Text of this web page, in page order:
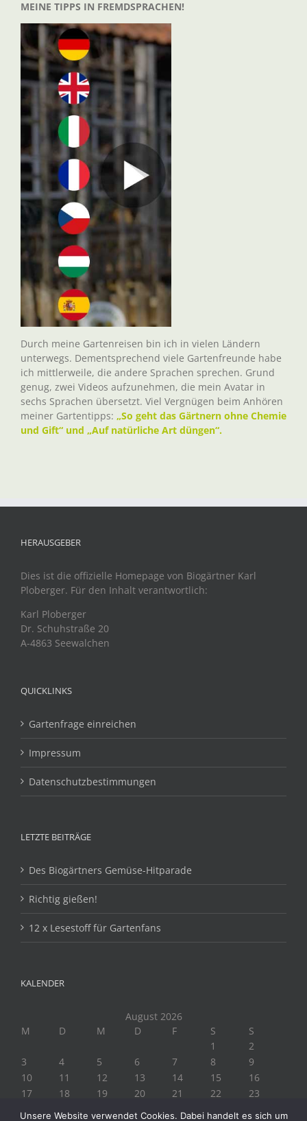
MEINE TIPPS IN FREMDSPRACHEN!
Durch meine Gartenreisen bin ich in vielen Ländern
unterwegs. Dementsprechend viele Gartenfreunde habe
ich mittlerweile, die andere Sprachen sprechen. Grund
genug, zwei Videos aufzunehmen, die mein Avatar in
sechs Sprachen übersetzt. Viel Vergnügen beim Anhören
meiner Gartentipps: „So geht das Gärtnern ohne Chemie
und Gift“ und „Auf natürliche Art düngen“.
HERAUSGEBER
Dies ist die offizielle Homepage von Biogärtner Karl
Ploberger. Für den Inhalt verantwortlich:
Karl Ploberger
Dr. Schuhstraße 20
A-4863 Seewalchen
QUICKLINKS
Gartenfrage einreichen
Impressum
Datenschutzbestimmungen
LETZTE BEITRÄGE
Des Biogärtners Gemüse-Hitparade
Richtig gießen!
12 x Lesestoff für Gartenfans
KALENDER
August 2026
M
D M D F S
S
1
2
3
4 5 6 7 8
9
10
11 12 13 14 15
16
17
18 19 20 21 22
23
Unsere Website verwendet Cookies. Dabei handelt es sich um